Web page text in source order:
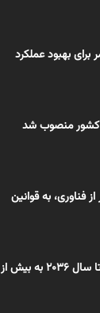
بهبود عملکرد
کشور منصوب شد
فناوری، به قوانین
اختصاصی بسپار/ بازار روغن تَف‌کافت حاصل از پسماند تا سال ۲۰۳۶ به بیش از